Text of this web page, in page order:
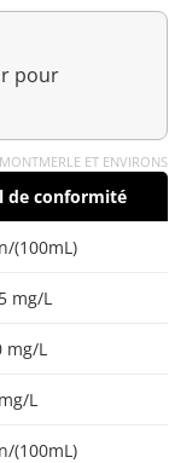
pour
ET ENVIRONS
de conformité
(100mL)
mg/L
mg/L
L
(100mL)